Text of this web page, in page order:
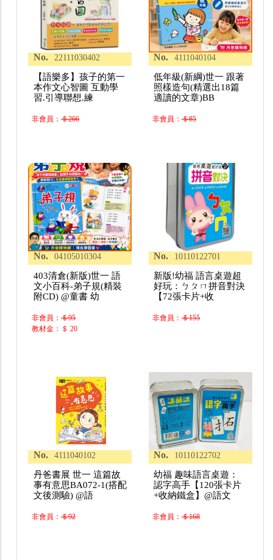
No. 22111030402
【語樂多】孩子的第一
本作文心智圖 互動學
習.引導聯想.練
非會員：＄266
No. 4111040104
低年級(新綱)世一 跟著
照樣造句(精選出18篇
適讀的文章)BB
非會員：＄85
No. 04105010304
403清倉(新版)世一 語
文小百科-弟子規(精裝
附CD) @童書 幼
非會員：＄95
教材金：＄ 20
No. 10110122701
新版!幼福 語言桌遊超
好玩：ㄅㄆㄇ拼音對決
【72張卡片+收
非會員：＄155
No. 4111040102
丹爸書展 世一 這篇故
事有意思BA072-1(搭配
文後測驗) @語
非會員：＄92
No. 10110122702
幼福 趣味語言桌遊：
認字高手【120張卡片
+收納鐵盒】@語文
非會員：＄168